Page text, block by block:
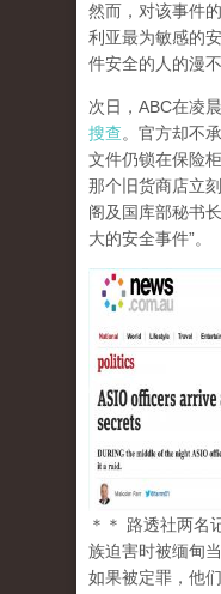
然而，对该事件
利亚最为敏感的
件安全的人的漫
次日，ABC在凌
搜查。官方却不
文件仍锁在保险
那个旧货商店立
阁及国库部秘书
大的安全事件”。
＊＊ 路透社两名
族迫害时被缅甸
如果被定罪，他